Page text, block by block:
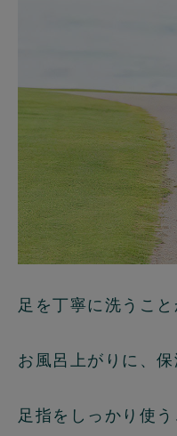
足を丁寧に洗うこと
お風呂上がりに、保
足指をしっかり使う